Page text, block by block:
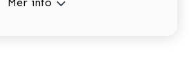
Mer info